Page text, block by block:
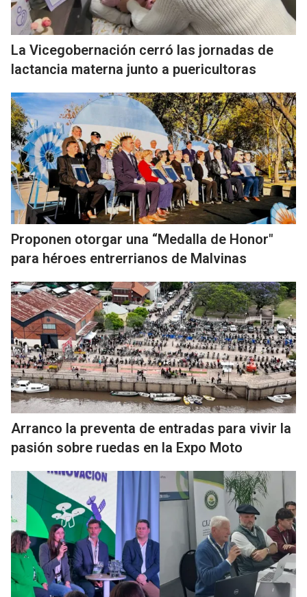
La Vicegobernación cerró las jornadas de
lactancia materna junto a puericultoras
Proponen otorgar una “Medalla de Honor"
para héroes entrerrianos de Malvinas
Arranco la preventa de entradas para vivir la
pasión sobre ruedas en la Expo Moto